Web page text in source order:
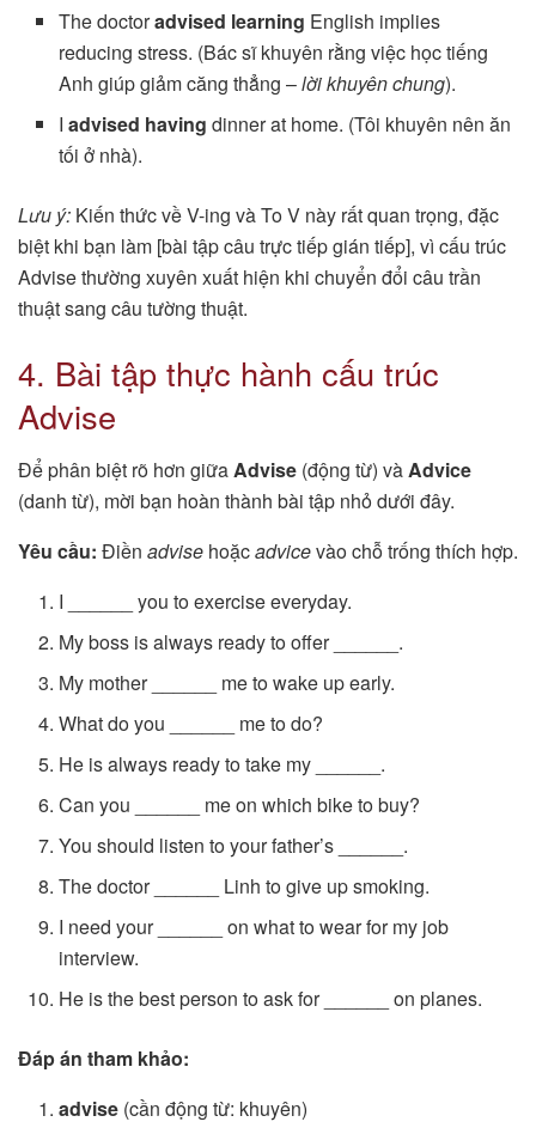
The doctoradvised learning English implies
reducing stress. (Bác sĩ khuyên rằng việc học tiếng
Anh giúp giảm căng thẳng –lời khuyên chung).
Iadvised having dinner at home. (Tôi khuyên nên ăn
tối ở nhà).
Lưu ý: Kiến thức về V-ing và To V này rất quan trọng, đặc
biệt khi bạn làm [bài tập câu trực tiếp gián tiếp], vì cấu trúc
Advise thường xuyên xuất hiện khi chuyển đổi câu trần
thuật sang câu tường thuật.
4. Bài tập thực hành cấu trúc
Advise
Để phân biệt rõ hơn giữaAdvise (động từ) vàAdvice
(danh từ), mời bạn hoàn thành bài tập nhỏ dưới đây.
Yêu cầu: Điền advise hoặcadvicevào chỗ trống thích hợp.
I ______ you to exercise everyday.
My boss is always ready to offer ______.
My mother ______ me to wake up early.
What do you ______ me to do?
He is always ready to take my ______.
Can you ______ me on which bike to buy?
You should listen to your father’s ______.
The doctor ______ Linh to give up smoking.
I need your ______ on what to wear for my job
interview.
He is the best person to ask for ______ on planes.
Đáp án tham khảo:
advise (cần động từ: khuyên)